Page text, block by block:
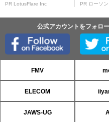
PR LotusFlare Inc PR ローソン
公式アカウントをフォロ
FMV
ELECOM
JAWS-UG